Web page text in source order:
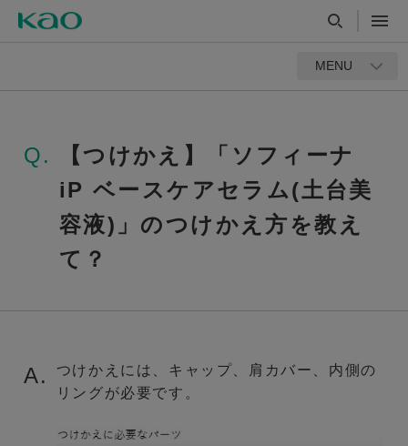
MENU
Q.
【つけかえ】「ソフィーナ
iP ベースケアセラム(土台美
容液)」のつけかえ方を教え
て？
A.
つけかえには、キャップ、肩カバー、内側の
リングが必要です。